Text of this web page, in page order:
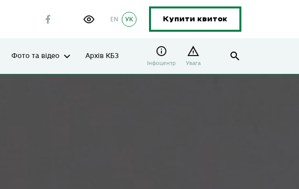
УК
EN Купити квиток
Фото та відео Архів КБЗ
Інфоцентр Увага